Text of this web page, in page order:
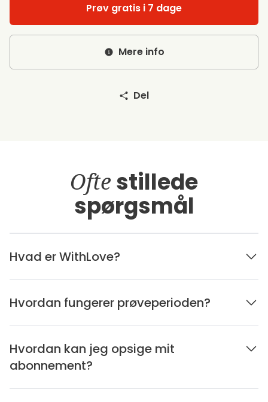
Prøv gratis i 7 dage
Mere info
Del
Ofte stillede
spørgsmål
Hvad er WithLove?
Hvordan fungerer prøveperioden?
Hvordan kan jeg opsige mit
abonnement?